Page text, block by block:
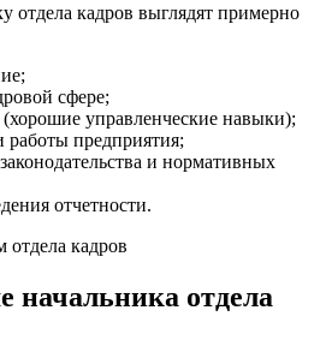
отдела кадров выглядят примерно
сфере;
управленческие навыки);
работы предприятия;
и нормативных
отчетности.
начальника отдела